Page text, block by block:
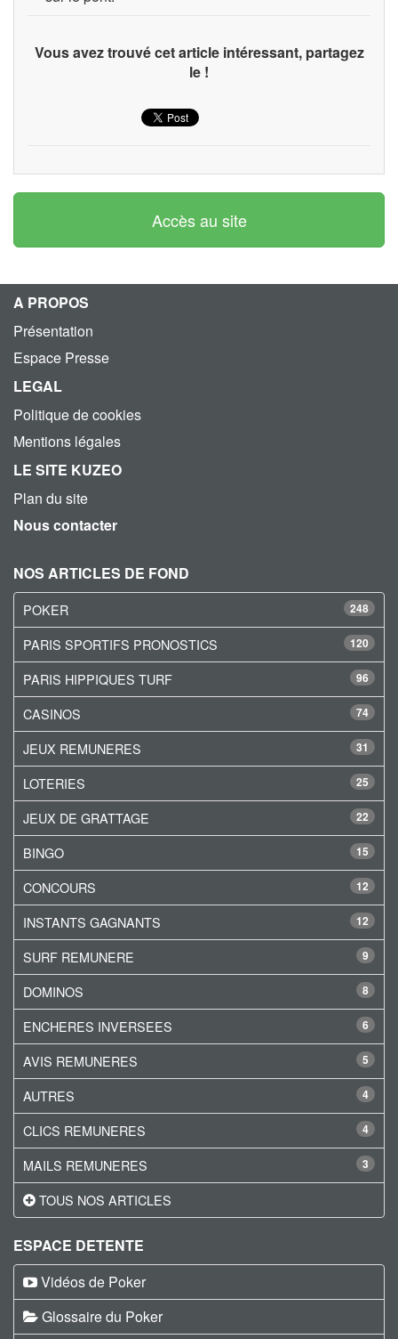
Vous avez trouvé cet article intéressant, partagez
le !
Accès au site
A PROPOS
Présentation
Espace Presse
LEGAL
Politique de cookies
Mentions légales
LE SITE KUZEO
Plan du site
Nous contacter
NOS ARTICLES DE FOND
248
POKER
120
PARIS SPORTIFS PRONOSTICS
96
PARIS HIPPIQUES TURF
74
CASINOS
31
JEUX REMUNERES
25
LOTERIES
22
JEUX DE GRATTAGE
15
BINGO
12
CONCOURS
12
INSTANTS GAGNANTS
9
SURF REMUNERE
8
DOMINOS
6
ENCHERES INVERSEES
5
AVIS REMUNERES
4
AUTRES
4
CLICS REMUNERES
3
MAILS REMUNERES
TOUS NOS ARTICLES
ESPACE DETENTE
Vidéos de Poker
Glossaire du Poker